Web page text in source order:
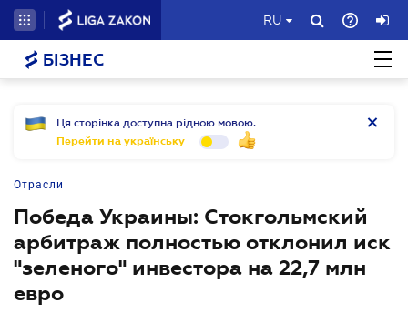
RU
БІЗНЕС
Ця сторінка доступна рідною мовою.
Перейти на українську
Отрасли
Победа Украины: Стокгольмский
арбитраж полностью отклонил иск
"зеленого" инвестора на 22,7 млн
евро